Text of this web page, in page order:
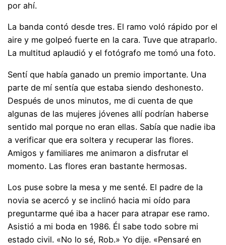
por ahí.
La banda contó desde tres. El ramo voló rápido por el
aire y me golpeó fuerte en la cara. Tuve que atraparlo.
La multitud aplaudió y el fotógrafo me tomó una foto.
Sentí que había ganado un premio importante. Una
parte de mí sentía que estaba siendo deshonesto.
Después de unos minutos, me di cuenta de que
algunas de las mujeres jóvenes allí podrían haberse
sentido mal porque no eran ellas. Sabía que nadie iba
a verificar que era soltera y recuperar las flores.
Amigos y familiares me animaron a disfrutar el
momento. Las flores eran bastante hermosas.
Los puse sobre la mesa y me senté. El padre de la
novia se acercó y se inclinó hacia mi oído para
preguntarme qué iba a hacer para atrapar ese ramo.
Asistió a mi boda en 1986. Él sabe todo sobre mi
estado civil. «No lo sé, Rob.» Yo dije. «Pensaré en